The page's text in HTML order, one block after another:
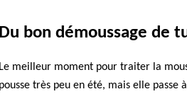
Du bon démoussage de
Le meilleur moment pour traiter la
pousse très peu en été, mais elle passe